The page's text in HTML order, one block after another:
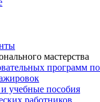
мастерства
программ
учебные пособия
работников